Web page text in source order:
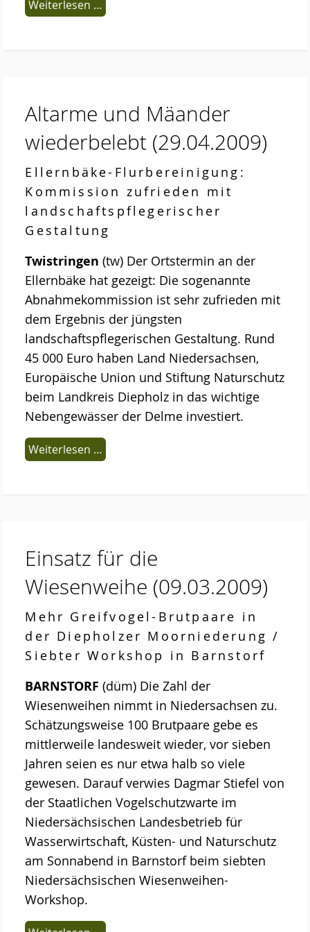
Weiterlesen …
Altarme und Mäander
wiederbelebt (29.04.2009)
Ellernbäke-Flurbereinigung:
Kommission zufrieden mit
landschaftspflegerischer
Gestaltung
Twistringen(tw) Der Ortstermin an der
Ellernbäke hat gezeigt: Die sogenannte
Abnahmekommission ist sehr zufrieden mit
dem Ergebnis der jüngsten
landschaftspflegerischen Gestaltung. Rund
45 000 Euro haben Land Niedersachsen,
Europäische Union und Stiftung Naturschutz
beim Landkreis Diepholz in das wichtige
Nebengewässer der Delme investiert.
Weiterlesen …
Einsatz für die
Wiesenweihe (09.03.2009)
Mehr Greifvogel-Brutpaare in
der Diepholzer Moorniederung /
Siebter Workshop in Barnstorf
BARNSTORF(düm) Die Zahl der
Wiesenweihen nimmt in Niedersachsen zu.
Schätzungsweise 100 Brutpaare gebe es
mittlerweile landesweit wieder, vor sieben
Jahren seien es nur etwa halb so viele
gewesen. Darauf verwies Dagmar Stiefel von
der Staatlichen Vogelschutzwarte im
Niedersächsischen Landesbetrieb für
Wasserwirtschaft, Küsten- und Naturschutz
am Sonnabend in Barnstorf beim siebten
Niedersächsischen Wiesenweihen-
Workshop.